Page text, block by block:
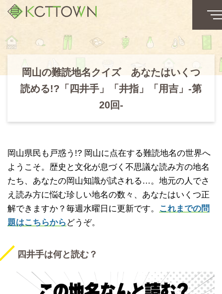
岡山の難読地名クイズ あなたはいくつ
読める!?「四井手」「井指」「用吉」-第
20回-
岡山県民も戸惑う!? 岡山に点在する難読地名の世界へ
ようこそ。歴史と文化が息づく不思議な読み方の地名
たち、あなたの岡山知識が試される…。地元の人でさ
え読み方に悩む珍しい地名の数々、あなたはいくつ正
解できますか？毎週水曜日に更新です。
これまでの問
題はこちらから どうぞ。
四井手は何と読む？